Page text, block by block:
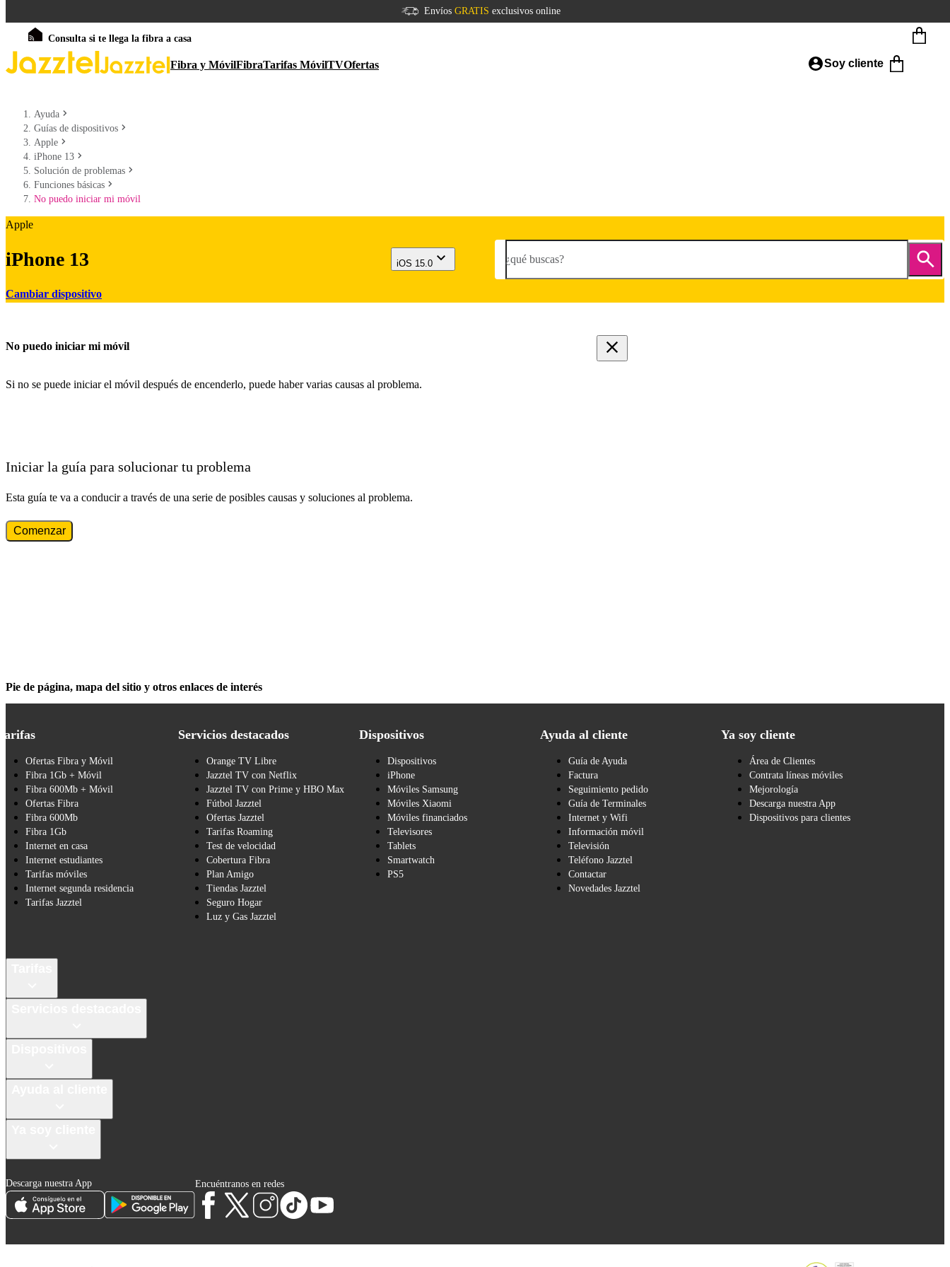
Envíos GRATIS exclusivos online
Consulta si te llega la fibra a casa
Fibra y MóvilFibraTarifas MóvilTVOfertas Soy cliente
Ayuda
Guías de dispositivos
Apple
iPhone 13
Solución de problemas
Funciones básicas
No puedo iniciar mi móvil
Apple
iPhone 13
Cambiar dispositivo
iOS 15.0 ¿qué buscas?
No puedo iniciar mi móvil
Si no se puede iniciar el móvil después de encenderlo, puede haber varias causas al problema.
Iniciar la guía para solucionar tu problema
Esta guía te va a conducir a través de una serie de posibles causas y soluciones al problema.
Comenzar
Pie de página, mapa del sitio y otros enlaces de interés
Ofertas Fibra y Móvil
Fibra 1Gb + Móvil
Fibra 600Mb + Móvil
Ofertas Fibra
Fibra 600Mb
Fibra 1Gb
Internet en casa
Internet estudiantes
Tarifas móviles
Internet segunda residencia
Tarifas Jazztel
Servicios destacados
Orange TV Libre
Jazztel TV con Netflix
Jazztel TV con Prime y HBO Max
Fútbol Jazztel
Ofertas Jazztel
Tarifas Roaming
Test de velocidad
Cobertura Fibra
Plan Amigo
Tiendas Jazztel
Seguro Hogar
Luz y Gas Jazztel
Dispositivos
Dispositivos
iPhone
Móviles Samsung
Móviles Xiaomi
Móviles financiados
Televisores
Tablets
Smartwatch
PS5
Ayuda al cliente
Guía de Ayuda
Factura
Seguimiento pedido
Guía de Terminales
Internet y Wifi
Información móvil
Televisión
Teléfono Jazztel
Contactar
Novedades Jazztel
Ya soy cliente
Área de Clientes
Contrata líneas móviles
Mejorología
Descarga nuestra App
Dispositivos para clientes
Descarga nuestra App Encuéntranos en redes